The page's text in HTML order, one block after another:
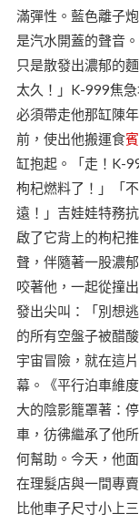
滿彈性。藍色離子
是汽水開蓋的聲音
只是散發出濃郁的
太久！」K-999焦
必須帶走他那缸陳
前，使出他搬運食
缸抱起。「走！K-
枸杞燃料了！」「
遠！」吉娃娃特務
啟了它背上的枸杞
聲，伴隨著一股濃
咬著他，一起從撞
發出尖叫：「別想
的所有空盤子被醋
宇宙冒險，就在這
幕。《平行泊車維
大的陰影籠罩著：
車，彷彿繼承了他
何幫助。今天，他
在理髮店與一間專
比他車子尺寸小上